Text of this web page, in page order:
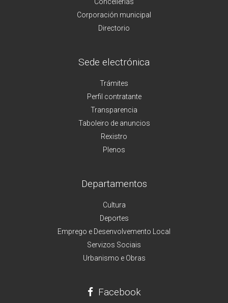
Corporación municipal
Directorio
Sede electrónica
Trámites
Perfil contratante
Transparencia
Taboleiro de anuncios
Rexistro
Plenos
Departamentos
Cultura
Deportes
Emprego e Desenvolvemento Local
Servizos Sociais
Urbanismo e Obras
Facebook